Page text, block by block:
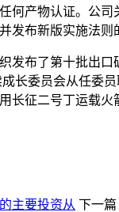
何产物认证。公
发布新版实施法则
布了第十批出口
长委员会从任委
长征二号丁运载火
主要投资从 下一篇